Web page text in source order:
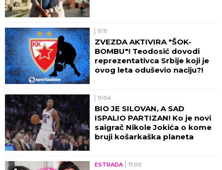
11:11
ZVEZDA AKTIVIRA "ŠOK-
BOMBU"! Teodosić dovodi
reprezentativca Srbije koji je
ovog leta oduševio naciju?!
11:04
BIO JE SILOVAN, A SAD
ISPALIO PARTIZAN! Ko je novi
saigrač Nikole Jokića o kome
bruji košarkaška planeta
ESTRADA 11:00